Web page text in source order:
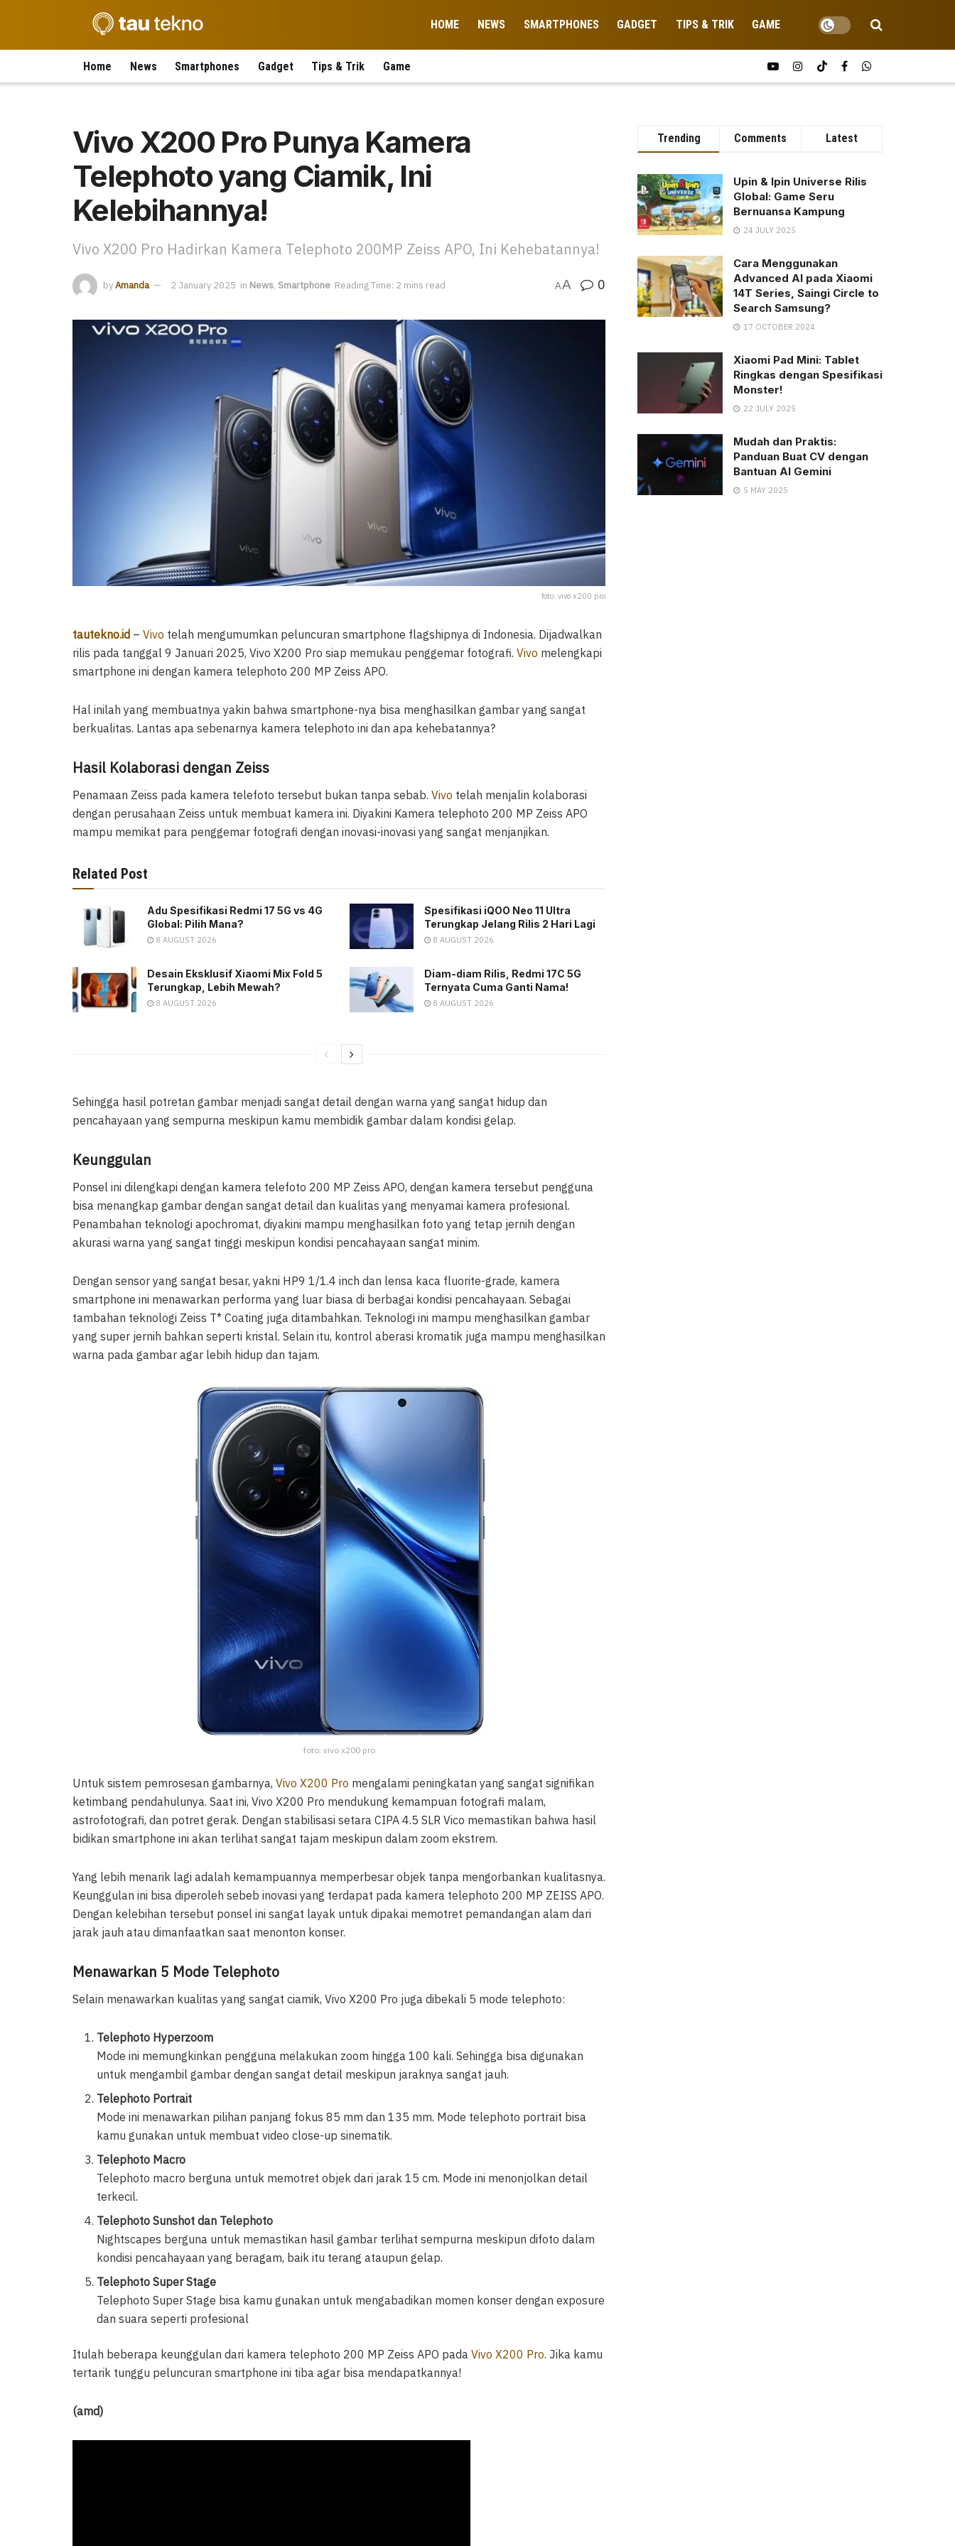
HOME NEWS SMARTPHONES GADGET TIPS & TRIK GAME
Home News Smartphones Gadget Tips & Trik Game
Vivo X200 Pro Punya Kamera
Telephoto yang Ciamik, Ini
Kelebihannya!
Vivo X200 Pro Hadirkan Kamera Telephoto 200MP Zeiss APO, Ini Kehebatannya!
byAmanda 2 January 2025 in News, Smartphone Reading Time: 2 mins read AA 0
foto: vivo x200 pro
tautekno.id – Vivo telah mengumumkan peluncuran smartphone flagshipnya di Indonesia. Dijadwalkan
rilis pada tanggal 9 Januari 2025, Vivo X200 Pro siap memukau penggemar fotografi. Vivo melengkapi
smartphone ini dengan kamera telephoto 200 MP Zeiss APO.
Hal inilah yang membuatnya yakin bahwa smartphone-nya bisa menghasilkan gambar yang sangat
berkualitas. Lantas apa sebenarnya kamera telephoto ini dan apa kehebatannya?
Hasil Kolaborasi dengan Zeiss
Penamaan Zeiss pada kamera telefoto tersebut bukan tanpa sebab. Vivo telah menjalin kolaborasi
dengan perusahaan Zeiss untuk membuat kamera ini. Diyakini Kamera telephoto 200 MP Zeiss APO
mampu memikat para penggemar fotografi dengan inovasi-inovasi yang sangat menjanjikan.
Related Post
Adu Spesifikasi Redmi 17 5G vs 4G
Global: Pilih Mana?
8 AUGUST 2026
Spesifikasi iQOO Neo 11 Ultra
Terungkap Jelang Rilis 2 Hari Lagi
8 AUGUST 2026
Desain Eksklusif Xiaomi Mix Fold 5
Terungkap, Lebih Mewah?
8 AUGUST 2026
Diam-diam Rilis, Redmi 17C 5G
Ternyata Cuma Ganti Nama!
8 AUGUST 2026
Sehingga hasil potretan gambar menjadi sangat detail dengan warna yang sangat hidup dan
pencahayaan yang sempurna meskipun kamu membidik gambar dalam kondisi gelap.
Keunggulan
Ponsel ini dilengkapi dengan kamera telefoto 200 MP Zeiss APO, dengan kamera tersebut pengguna
bisa menangkap gambar dengan sangat detail dan kualitas yang menyamai kamera profesional.
Penambahan teknologi apochromat, diyakini mampu menghasilkan foto yang tetap jernih dengan
akurasi warna yang sangat tinggi meskipun kondisi pencahayaan sangat minim.
Dengan sensor yang sangat besar, yakni HP9 1/1.4 inch dan lensa kaca fluorite-grade, kamera
smartphone ini menawarkan performa yang luar biasa di berbagai kondisi pencahayaan. Sebagai
tambahan teknologi Zeiss T* Coating juga ditambahkan. Teknologi ini mampu menghasilkan gambar
yang super jernih bahkan seperti kristal. Selain itu, kontrol aberasi kromatik juga mampu menghasilkan
warna pada gambar agar lebih hidup dan tajam.
foto: vivo x200 pro
Untuk sistem pemrosesan gambarnya, Vivo X200 Pro mengalami peningkatan yang sangat signifikan
ketimbang pendahulunya. Saat ini, Vivo X200 Pro mendukung kemampuan fotografi malam,
astrofotografi, dan potret gerak. Dengan stabilisasi setara CIPA 4.5 SLR Vico memastikan bahwa hasil
bidikan smartphone ini akan terlihat sangat tajam meskipun dalam zoom ekstrem.
Yang lebih menarik lagi adalah kemampuannya memperbesar objek tanpa mengorbankan kualitasnya.
Keunggulan ini bisa diperoleh sebeb inovasi yang terdapat pada kamera telephoto 200 MP ZEISS APO.
Dengan kelebihan tersebut ponsel ini sangat layak untuk dipakai memotret pemandangan alam dari
jarak jauh atau dimanfaatkan saat menonton konser.
Menawarkan 5 Mode Telephoto
Selain menawarkan kualitas yang sangat ciamik, Vivo X200 Pro juga dibekali 5 mode telephoto:
Telephoto Hyperzoom
Mode ini memungkinkan pengguna melakukan zoom hingga 100 kali. Sehingga bisa digunakan
untuk mengambil gambar dengan sangat detail meskipun jaraknya sangat jauh.
Telephoto Portrait
Mode ini menawarkan pilihan panjang fokus 85 mm dan 135 mm. Mode telephoto portrait bisa
kamu gunakan untuk membuat video close-up sinematik.
Telephoto Macro
Telephoto macro berguna untuk memotret objek dari jarak 15 cm. Mode ini menonjolkan detail
terkecil.
Telephoto Sunshot dan Telephoto
Nightscapes berguna untuk memastikan hasil gambar terlihat sempurna meskipun difoto dalam
kondisi pencahayaan yang beragam, baik itu terang ataupun gelap.
Telephoto Super Stage
Telephoto Super Stage bisa kamu gunakan untuk mengabadikan momen konser dengan exposure
dan suara seperti profesional
Itulah beberapa keunggulan dari kamera telephoto 200 MP Zeiss APO pada Vivo X200 Pro. Jika kamu
tertarik tunggu peluncuran smartphone ini tiba agar bisa mendapatkannya!
(amd)
Trending Comments Latest
Upin & Ipin Universe Rilis
Global: Game Seru
Bernuansa Kampung
24 JULY 2025
Cara Menggunakan
Advanced AI pada Xiaomi
14T Series, Saingi Circle to
Search Samsung?
17 OCTOBER 2024
Xiaomi Pad Mini: Tablet
Ringkas dengan Spesifikasi
Monster!
22 JULY 2025
Mudah dan Praktis:
Panduan Buat CV dengan
Bantuan AI Gemini
5 MAY 2025